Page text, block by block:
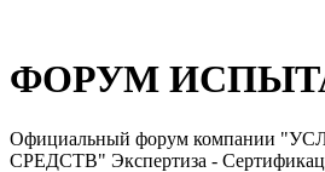
ФОРУМ
Официальный форум
СРЕДСТВ" Экспертиза -